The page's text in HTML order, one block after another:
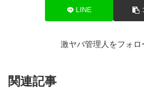
LINE
激ヤバ管理人をフォロ
関連記事